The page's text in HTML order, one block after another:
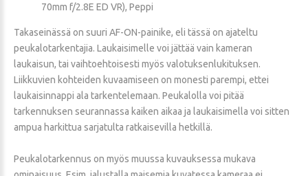
70mm f/2.8E ED VR), Peppi
Takaseinässä on suuri AF-ON-painike, eli tässä on ajateltu
peukalotarkentajia. Laukaisimelle voi jättää vain kameran
laukaisun, tai vaihtoehtoisesti myös valotuksenlukituksen.
Liikkuvien kohteiden kuvaamiseen on monesti parempi, ettei
laukaisinnappi ala tarkentelemaan. Peukalolla voi pitää
tarkennuksen seurannassa kaiken aikaa ja laukaisimella voi sitten
ampua harkittua sarjatulta ratkaisevilla hetkillä.
Peukalotarkennus on myös muussa kuvauksessa mukava